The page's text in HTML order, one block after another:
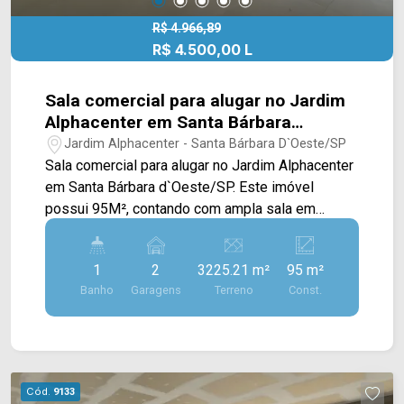
R$ 4.966,89
R$ 4.500,00 L
Sala comercial para alugar no Jardim
Alphacenter em Santa Bárbara
d`Oeste/SP
Jardim Alphacenter - Santa Bárbara D`Oeste/SP
Sala comercial para alugar no Jardim Alphacenter
em Santa Bárbara d`Oeste/SP. Este imóvel
possui 95M², contando com ampla sala em
blindex, banheiro, infraestrutura para instalação
de pia com ligação de água e esgoto, e ponto de
ar condicionado. > 01 banheiro social; > 02 vagas
rotativas. Localizado na Av. Norte-Sul Ver. Antônio
Carlos de Souza, estando próximo à Av. São
Atacadão, hospital Dr. Afonso Ramos, Tivoli
1
Banho
2
Garagens
3225.21 m²
Terreno
95 m²
Const.
Cód. 9133